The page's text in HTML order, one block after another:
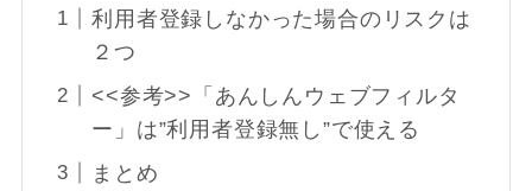
利用者登録しなかった場合のリスクは
２つ
<<参考>>「あんしんウェブフィルタ
ー」は”利用者登録無し”で使える
まとめ